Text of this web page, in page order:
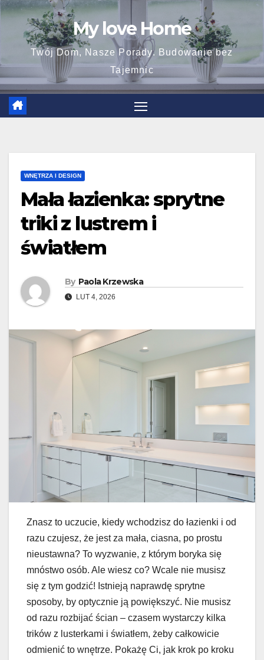
Skip
content
My love Home
Twój Dom, Nasze Porady. Budowanie bez
Tajemnic
WNĘTRZA I DESIGN
Mała łazienka: sprytne
triki z lustrem i
światłem
By Paola Krzewska
LUT 4, 2026
Znasz to uczucie, kiedy wchodzisz do łazienki i od
razu czujesz, że jest za mała, ciasna, po prostu
nieustawna? To wyzwanie, z którym boryka się
mnóstwo osób. Ale wiesz co? Wcale nie musisz
się z tym godzić! Istnieją naprawdę sprytne
sposoby, by optycznie ją powiększyć. Nie musisz
od razu rozbijać ścian – czasem wystarczy kilka
trików z lusterkami i światłem, żeby całkowicie
odmienić to wnętrze. Pokażę Ci, jak krok po kroku